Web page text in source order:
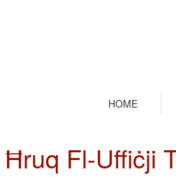
HOME
Fl-Uffiċji